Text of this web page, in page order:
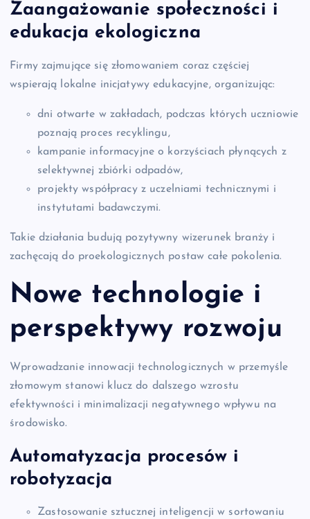
Zaangażowanie społeczności i
edukacja ekologiczna
Firmy zajmujące się złomowaniem coraz częściej
wspierają lokalne inicjatywy edukacyjne, organizując:
dni otwarte w zakładach, podczas których uczniowie
poznają proces recyklingu,
kampanie informacyjne o korzyściach płynących z
selektywnej zbiórki odpadów,
projekty współpracy z uczelniami technicznymi i
instytutami badawczymi.
Takie działania budują pozytywny wizerunek branży i
zachęcają do proekologicznych postaw całe pokolenia.
Nowe technologie i
perspektywy rozwoju
Wprowadzanie innowacji technologicznych w przemyśle
złomowym stanowi klucz do dalszego wzrostu
efektywności i minimalizacji negatywnego wpływu na
środowisko.
Automatyzacja procesów i
robotyzacja
Zastosowanie sztucznej inteligencji w sortowaniu